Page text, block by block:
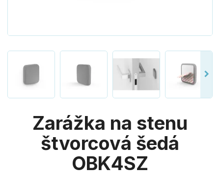
Zarážka na stenu
štvorcová šedá
OBK4SZ